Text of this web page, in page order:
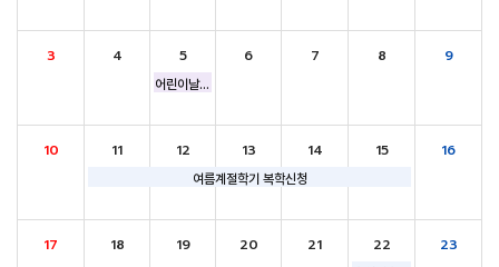
3 4 5
어린이날 (공휴일)
6 7 8 9
10 11
여름계절학기 복학신청
12 13 14 15 16
17 18 19 20 21 22 23